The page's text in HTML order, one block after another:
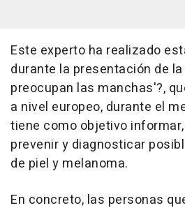
Este experto ha realizado
durante la presentación de
preocupan las manchas'?,
a nivel europeo, durante el
tiene como objetivo
prevenir y diagnosticar
de piel y melanoma.
En concreto, las personas